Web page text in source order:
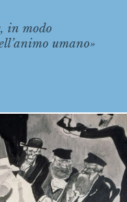
in modo
umano»